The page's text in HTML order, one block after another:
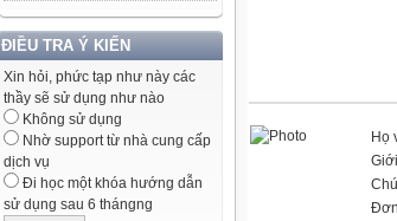
ĐIỀU TRA Ý KIẾN
Xin hỏi, phức tạp như này các
thầy sẽ sử dụng như nào
Không sử dụng
Nhờ support từ nhà cung cấp
dịch vụ
Đi học một khóa hướng dẫn
sử dụng sau 6 thángng
Họ